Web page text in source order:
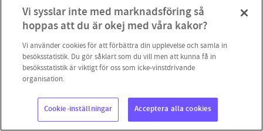
Copyright 2023 © Supermiljöbloggen Cookieinställningar
Stötta vårt arbete genom att swisha en slant till
1231368703
Läs vad vi vill göra
Vi sysslar inte med marknadsföring så
hoppas att du är okej med våra kakor?
Vi använder cookies för att förbättra din upplevelse och samla in
besöksstatistik. Du gör såklart som du vill men att kunna få in
besöksstatistik är viktigt för oss som icke-vinstdrivande
organisation.
Cookie-inställningar Acceptera alla cookies